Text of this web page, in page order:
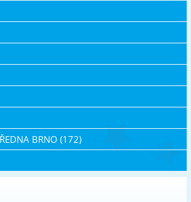
BRNO (172)